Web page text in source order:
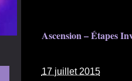
Ascension – Étapes
17 juillet 2015